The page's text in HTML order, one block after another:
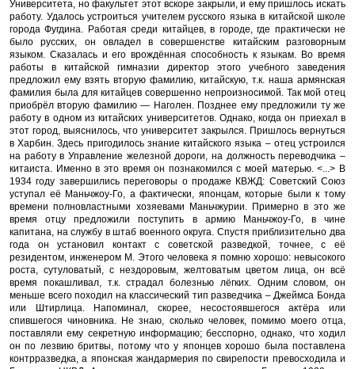
Университета, но факультет этот вскоре закрыли, и ему пришлось искать
работу. Удалось устроиться учителем русского языка в китайской школе
города Фугдина. Работая среди китайцев, в городе, где практически не
было русских, он овладел в совершенстве китайским разговорным
языком. Сказалась и его врождённая способность к языкам. Во время
работы в китайской гимназии директор этого учебного заведения
предложил ему взять вторую фамилию, китайскую, т.к. наша армянская
фамилия была для китайцев совершенно непроизносимой. Так мой отец
приобрёл вторую фамилию — Наголен. Позднее ему предложили ту же
работу в одном из китайских университетов. Однако, когда он приехал в
этот город, выяснилось, что университет закрылся. Пришлось вернуться
в Харбин. Здесь пригодилось знание китайского языка – отец устроился
на работу в Управление железной дороги, на должность переводчика –
китаиста. Именно в это время он познакомился с моей матерью. <...> В
1934 году завершились переговоры о продаже КВЖД: Советский Союз
уступал её Маньчжоу-Го, а фактически, японцам, которые были к тому
времени полновластными хозяевами Маньчжурии. Примерно в это же
время отцу предложили поступить в армию Маньчжоу-Го, в чине
капитана, на службу в штаб военного округа. Спустя приблизительно два
года он установил контакт с советской разведкой, точнее, с её
резидентом, инженером М. Этого человека я помню хорошо: невысокого
роста, сутуловатый, с нездоровым, желтоватым цветом лица, он всё
время покашливал, т.к. страдал болезнью лёгких. Одним словом, он
меньше всего походил на классический тип разведчика – Джеймса Бонда
или Штирлица. Напоминал, скорее, несостоявшегося актёра или
спившегося чиновника. Не знаю, сколько человек, помимо моего отца,
поставляли ему секретную информацию; бесспорно, однако, что ходил
он по лезвию бритвы, потому что у японцев хорошо была поставлена
контрразведка, а японская жандармерия по свирепости превосходила и